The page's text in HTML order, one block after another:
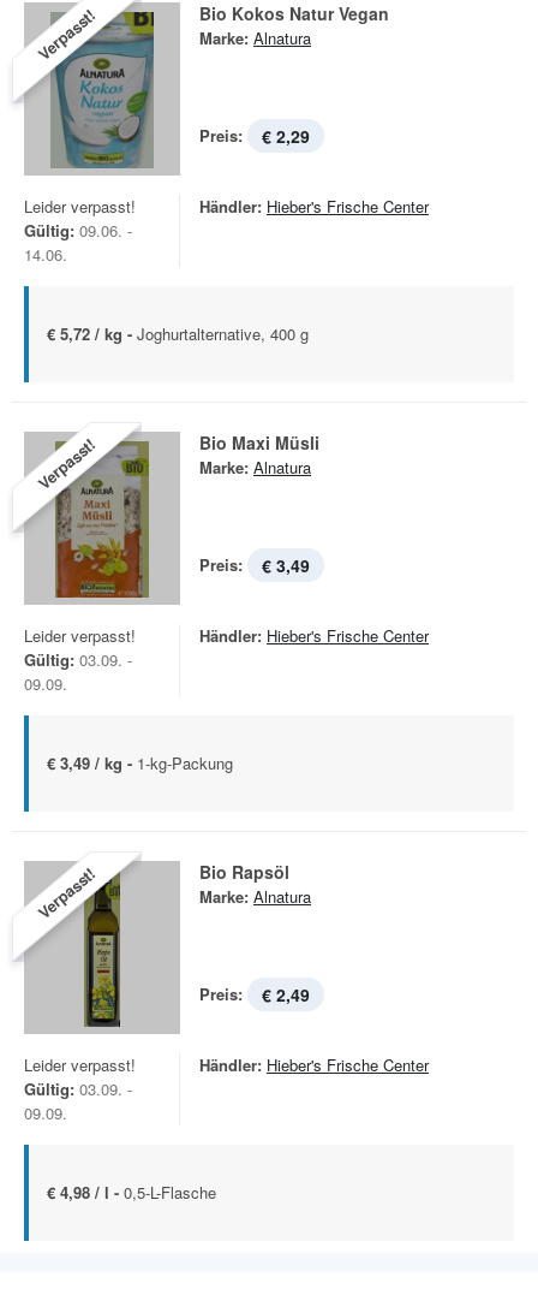
Verpasst! Bio Kokos Natur Vegan
Marke: Alnatura
Preis: € 2,29
Leider verpasst!
Gültig: 09.06. -
14.06.
Händler: Hieber's Frische Center
€ 5,72 / kg - Joghurtalternative, 400 g
Verpasst! Bio Maxi Müsli
Marke: Alnatura
Preis: € 3,49
Leider verpasst!
Gültig: 03.09. -
09.09.
Händler: Hieber's Frische Center
€ 3,49 / kg - 1-kg-Packung
Verpasst! Bio Rapsöl
Marke: Alnatura
Preis: € 2,49
Leider verpasst!
Gültig: 03.09. -
09.09.
Händler: Hieber's Frische Center
€ 4,98 / l - 0,5-L-Flasche